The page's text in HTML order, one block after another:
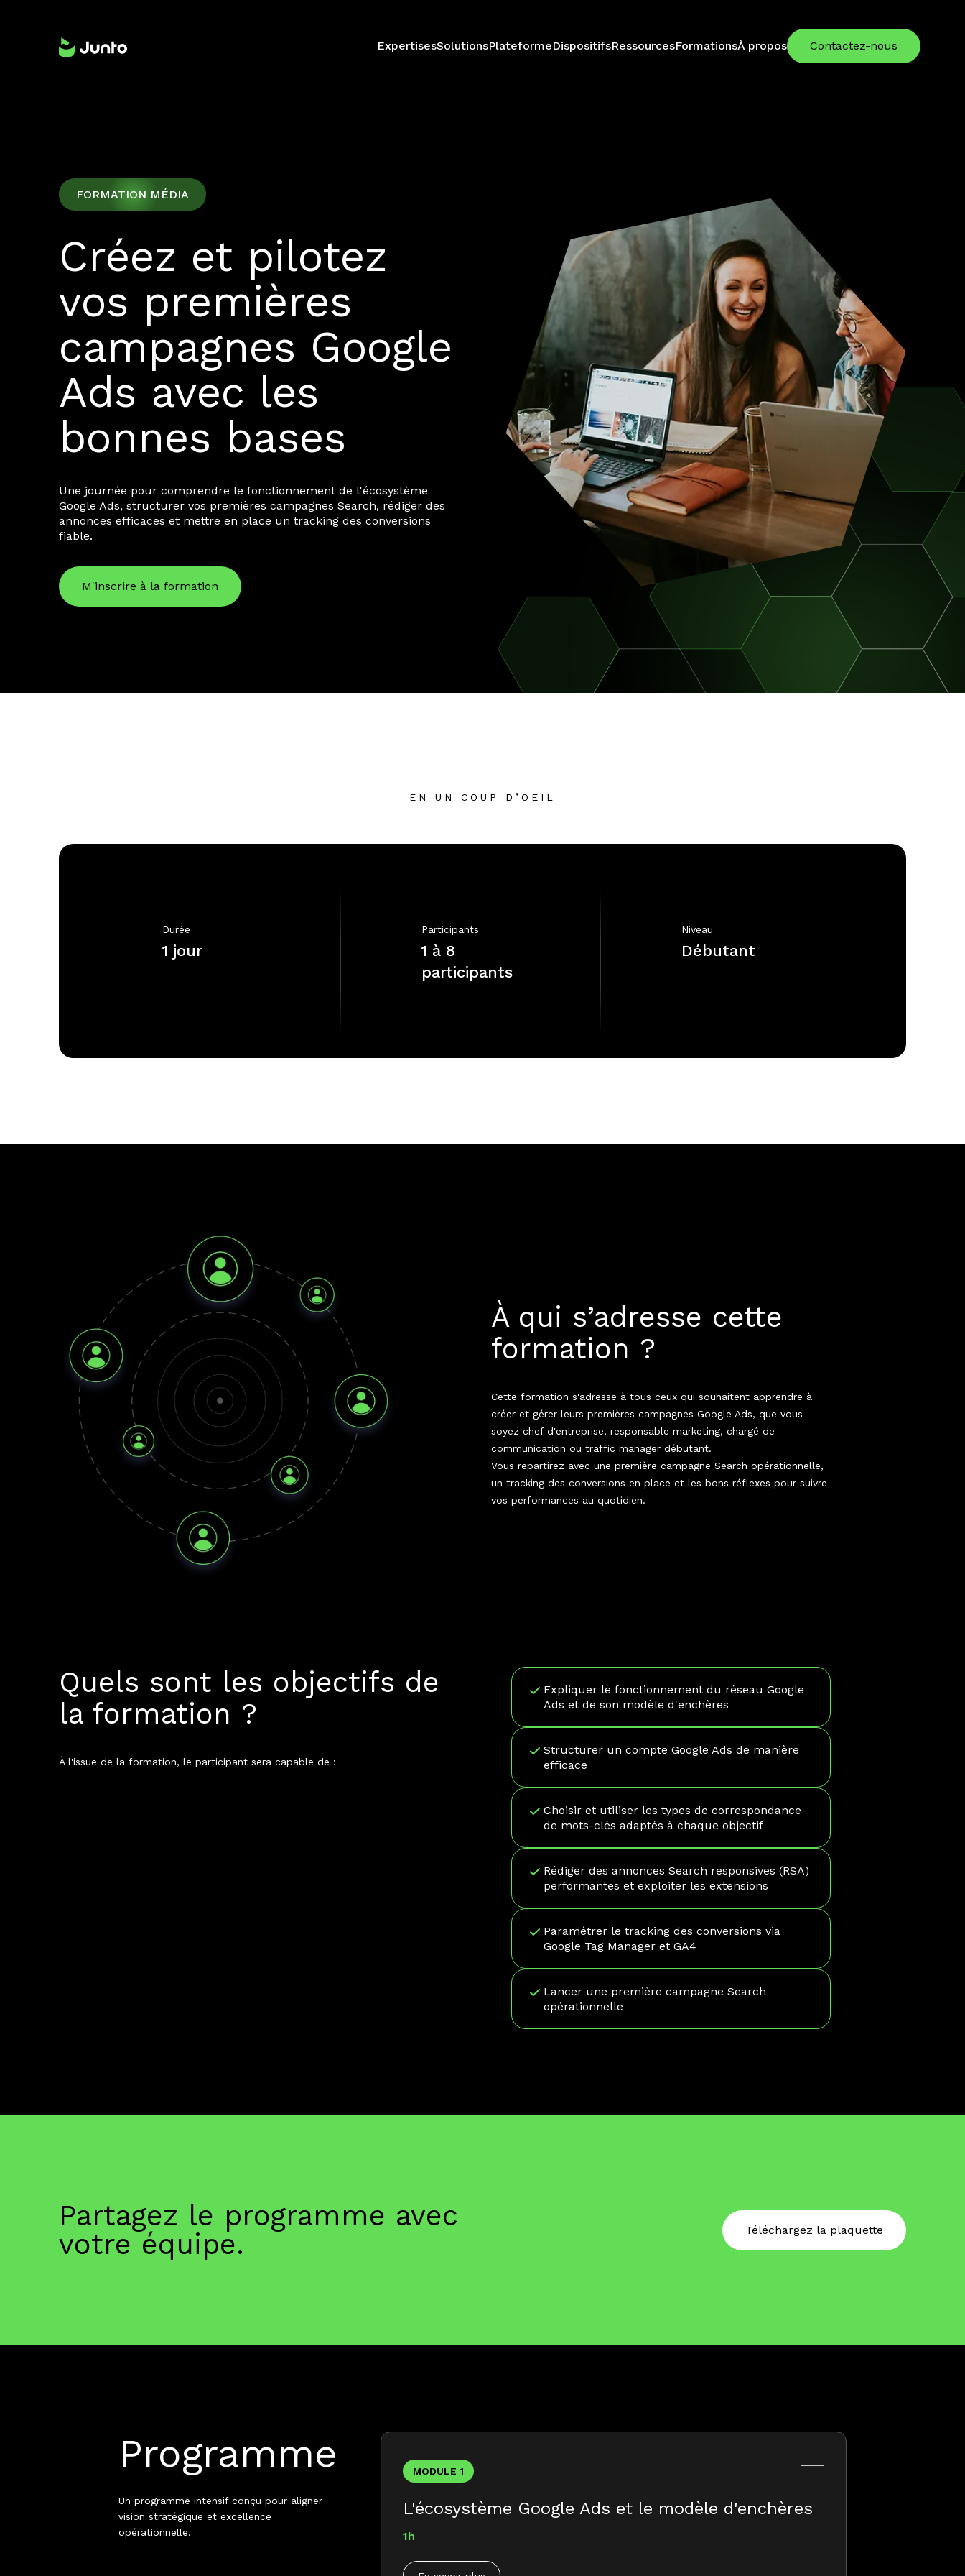
ExpertisesSolutionsPlateformeDispositifsRessourcesFormationsÀ propos Contactez-nous
FORMATION MÉDIA
Créez et pilotez
vos premières
campagnes Google
Ads avec les
bonnes bases
Une journée pour comprendre le fonctionnement de l'écosystème
Google Ads, structurer vos premières campagnes Search, rédiger des
annonces efficaces et mettre en place un tracking des conversions
fiable.
M'inscrire à la formation
EN UN COUP D’OEIL
Durée
1 jour
Participants
1 à 8
participants
Niveau
Débutant
À qui s’adresse cette
formation ?
Cette formation s'adresse à tous ceux qui souhaitent apprendre à
créer et gérer leurs premières campagnes Google Ads, que vous
soyez chef d'entreprise, responsable marketing, chargé de
communication ou traffic manager débutant.
Vous repartirez avec une première campagne Search opérationnelle,
un tracking des conversions en place et les bons réflexes pour suivre
vos performances au quotidien.
Quels sont les objectifs de
la formation ?
À l'issue de la formation, le participant sera capable de :
Expliquer le fonctionnement du réseau Google
Ads et de son modèle d'enchères
Structurer un compte Google Ads de manière
efficace
Choisir et utiliser les types de correspondance
de mots-clés adaptés à chaque objectif
Rédiger des annonces Search responsives (RSA)
performantes et exploiter les extensions
Paramétrer le tracking des conversions via
Google Tag Manager et GA4
Lancer une première campagne Search
opérationnelle
Partagez le programme avec
votre équipe.
Téléchargez la plaquette
Programme
Un programme intensif conçu pour aligner
vision stratégique et excellence
opérationnelle.
MODULE 1
L'écosystème Google Ads et le modèle d'enchères
1h